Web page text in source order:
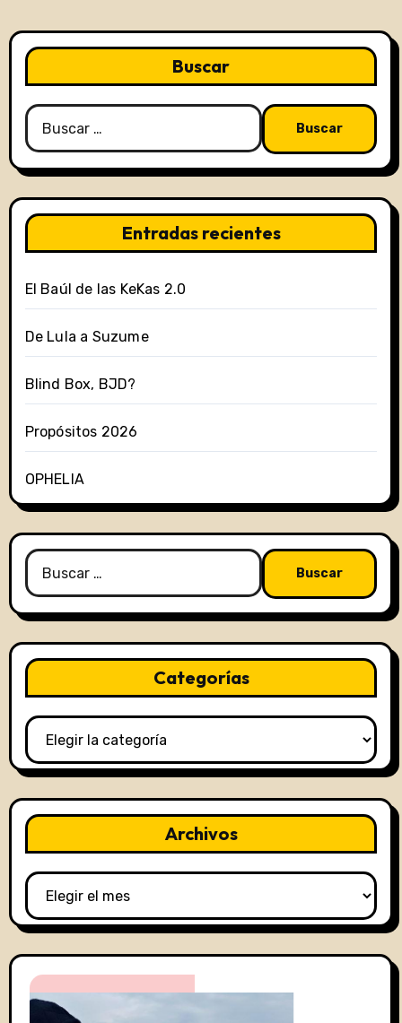
Buscar
Buscar:
Entradas recientes
El Baúl de las KeKas 2.0
De Lula a Suzume
Blind Box, BJD?
Propósitos 2026
OPHELIA
Buscar:
Categorías
Categorías
Archivos
Archivos